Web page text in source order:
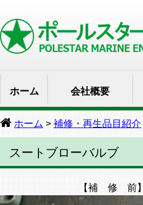
ホーム 会社概要
ホーム > 補修・再生品目紹介
スートブローバルブ
【補 修 前】